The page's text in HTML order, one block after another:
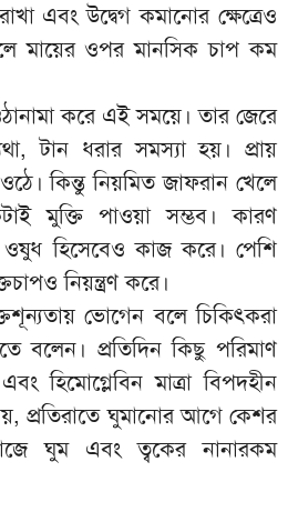
এবং উদ্বেগ কমানোর ক্ষেত্রেও
মায়ের ওপর মানসিক চাপ কম
করে এই সময়ে। তার জেরে
টান ধরার সমস্যা হয়। প্রায়
কিন্তু নিয়মিত জাফরান খেলে
মুক্তি পাওয়া সম্ভব। কারণ
হিসেবেও কাজ করে। পেশি
নিয়ন্ত্রণ করে।
ভোগেন বলে চিকিৎকরা
বলেন। প্রতিদিন কিছু পরিমাণ
হিমোগ্লেবিন মাত্রা বিপদহীন
প্রতিরাতে ঘুমানোর আগে কেশর
ঘুম এবং ত্বকের নানারকম